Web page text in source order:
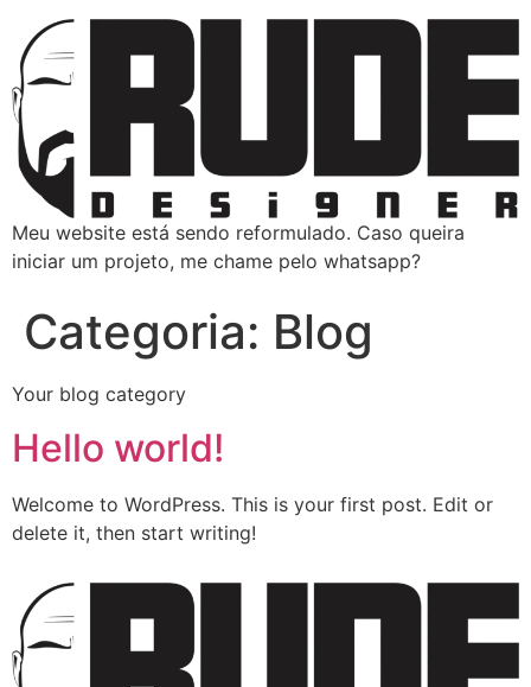
Meu website está sendo reformulado. Caso queira
iniciar um projeto, me chame pelo whatsapp?
Categoria: Blog
Your blog category
Hello world!
Welcome to WordPress. This is your first post. Edit or
delete it, then start writing!